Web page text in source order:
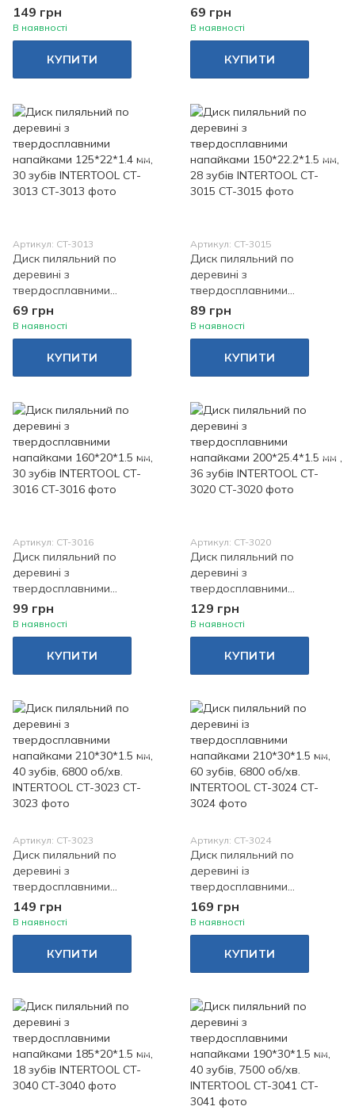
3Т на кутову шліфувальну
машину. INTERTOOL
149 грн
В наявності
КУПИТИ
напайками 115*22*1.4 мм ,
30 зубів INTERTOOL CT-
3012
69 грн
В наявності
КУПИТИ
Артикул: CT-3013
Диск пиляльний по
деревині з
твердосплавними
напайками 125*22*1.4 мм,
30 зубів INTERTOOL CT-
3013
69 грн
В наявності
КУПИТИ
Артикул: CT-3015
Диск пиляльний по
деревині з
твердосплавними
напайками 150*22.2*1.5 мм,
28 зубів INTERTOOL CT-
3015
89 грн
В наявності
КУПИТИ
Артикул: CT-3016
Диск пиляльний по
деревині з
твердосплавними
напайками 160*20*1.5 мм,
30 зубів INTERTOOL CT-
3016
99 грн
В наявності
КУПИТИ
Артикул: CT-3020
Диск пиляльний по
деревині з
твердосплавними
напайками 200*25.4*1.5 мм ,
36 зубів INTERTOOL CT-
3020
129 грн
В наявності
КУПИТИ
Артикул: CT-3023
Диск пиляльний по
деревині з
твердосплавними
напайками 210*30*1.5 мм,
40 зубів, 6800 об/хв.
INTERTOOL CT-3023
149 грн
В наявності
КУПИТИ
Артикул: CT-3024
Диск пиляльний по
деревині із
твердосплавними
напайками 210*30*1.5 мм,
60 зубів, 6800 об/хв.
INTERTOOL CT-3024
169 грн
В наявності
КУПИТИ